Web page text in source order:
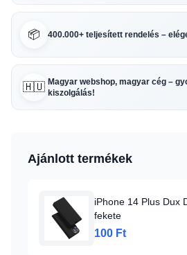
📦 400.000+ teljesített rendelés –
🇭🇺 Magyar webshop, magyar cég –
kiszolgálás!
Ajánlott termékek
iPhone 14 Plus Dux
fekete
100 Ft